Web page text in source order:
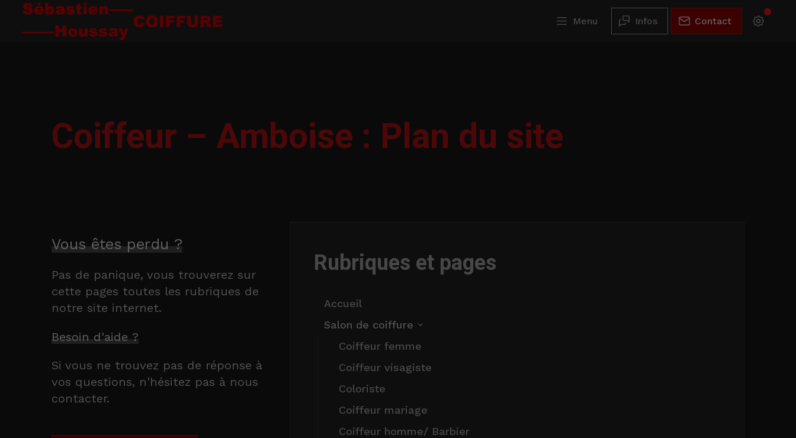
Menu Infos Contact
Coiffeur – Amboise : Plan du site
Vous êtes perdu ?
Pas de panique, vous trouverez sur
cette pages toutes les rubriques de
notre site internet.​​
Besoin d'aide ?
Si vous ne trouvez pas de réponse à
vos questions, n'hésitez pas à nous
contacter.
Rubriques et pages
Accueil
Salon de coiffure
Coiffeur femme
Coiffeur visagiste
Coloriste
Coiffeur mariage
Coiffeur homme/ Barbier